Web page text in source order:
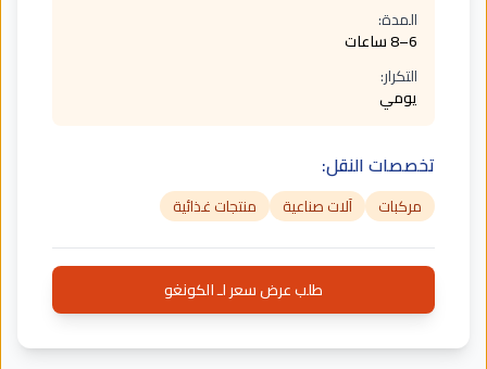
المدة:
6–8 ساعات
التكرار:
يومي
تخصصات النقل:
مركبات آلات صناعية منتجات غذائية
طلب عرض سعر لـ الكونغو